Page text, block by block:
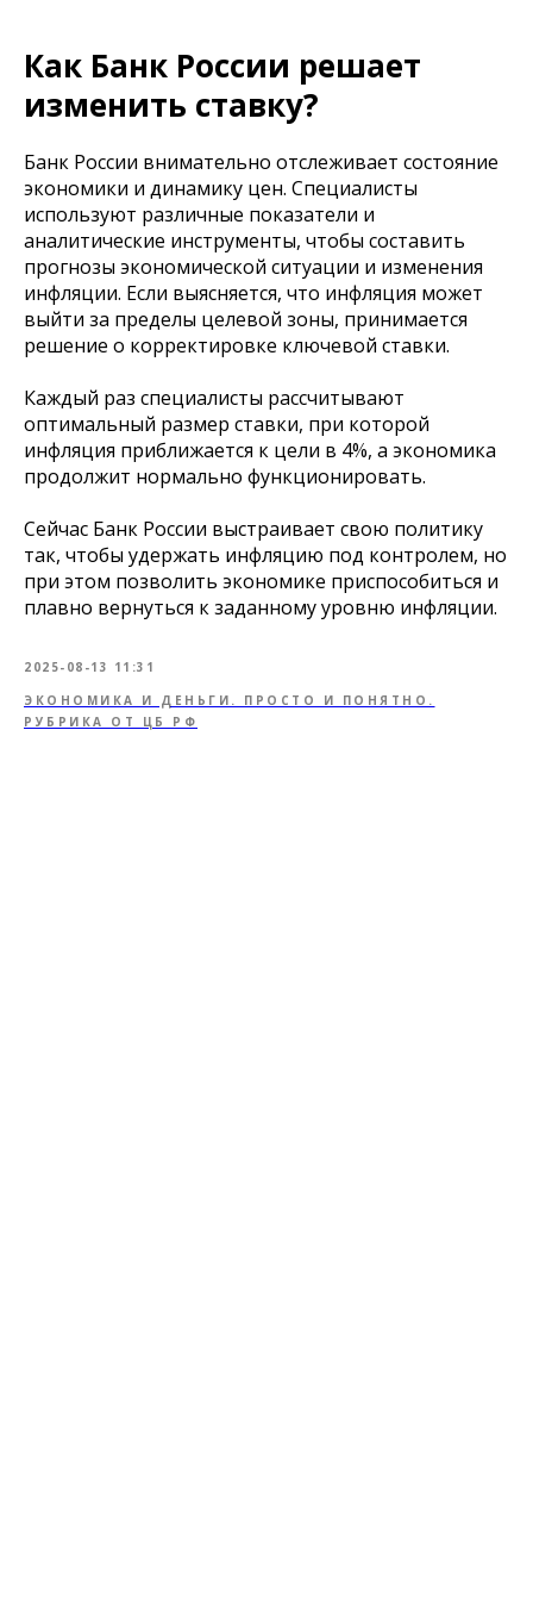
Как Банк России решает
изменить ставку?
Банк России внимательно отслеживает состояние
экономики и динамику цен. Специалисты
используют различные показатели и
аналитические инструменты, чтобы составить
прогнозы экономической ситуации и изменения
инфляции. Если выясняется, что инфляция может
выйти за пределы целевой зоны, принимается
решение о корректировке ключевой ставки.
Каждый раз специалисты рассчитывают
оптимальный размер ставки, при которой
инфляция приближается к цели в 4%, а экономика
продолжит нормально функционировать.
Сейчас Банк России выстраивает свою политику
так, чтобы удержать инфляцию под контролем, но
при этом позволить экономике приспособиться и
плавно вернуться к заданному уровню инфляции.
2025-08-13 11:31
ЭКОНОМИКА И ДЕНЬГИ. ПРОСТО И ПОНЯТНО.
РУБРИКА ОТ ЦБ РФ